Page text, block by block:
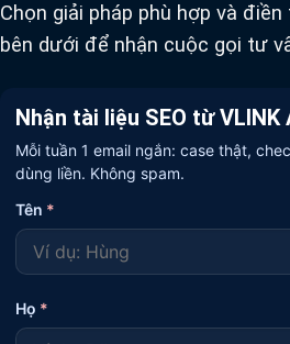
Chọn giải pháp phù hợp và
bên dưới để nhận cuộc gọi tư
Nhận tài liệu SEO từ VLINK
Mỗi tuần 1 email ngắn: case thật,
dùng liền. Không spam.
Tên *
Họ *